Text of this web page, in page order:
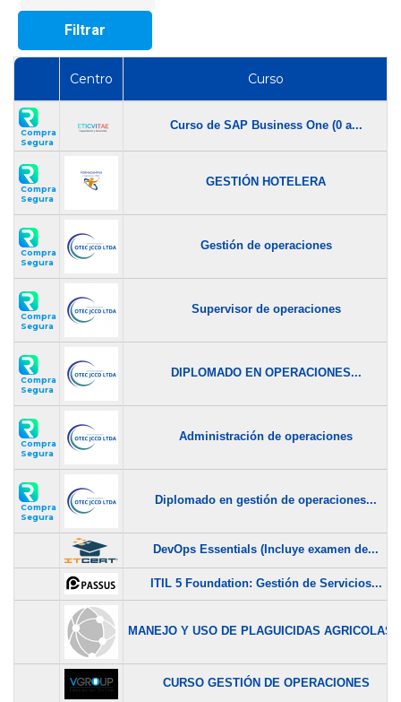
Filtrar
Centro Curso
Compra
Segura
Curso de SAP Business One (0 a...
Compra
Segura
GESTIÓN HOTELERA
Compra
Segura
Gestión de operaciones
Compra
Segura
Supervisor de operaciones
Compra
Segura
DIPLOMADO EN OPERACIONES...
Compra
Segura
Administración de operaciones
Compra
Segura
Diplomado en gestión de operaciones...
DevOps Essentials (Incluye examen de...
ITIL 5 Foundation: Gestión de Servicios...
MANEJO Y USO DE PLAGUICIDAS
CURSO GESTIÓN DE OPERACIONES